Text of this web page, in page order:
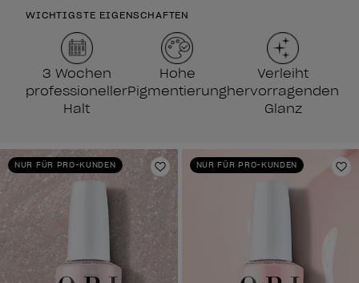
WICHTIGSTE EIGENSCHAFTEN
3 Wochen
professioneller
Halt
Hohe
Pigmentierung
Verleiht
hervorragenden
Glanz
NUR FÜR PRO-KUNDEN
Zur Wunschliste hinzufügen
NUR FÜR PRO-KUNDEN